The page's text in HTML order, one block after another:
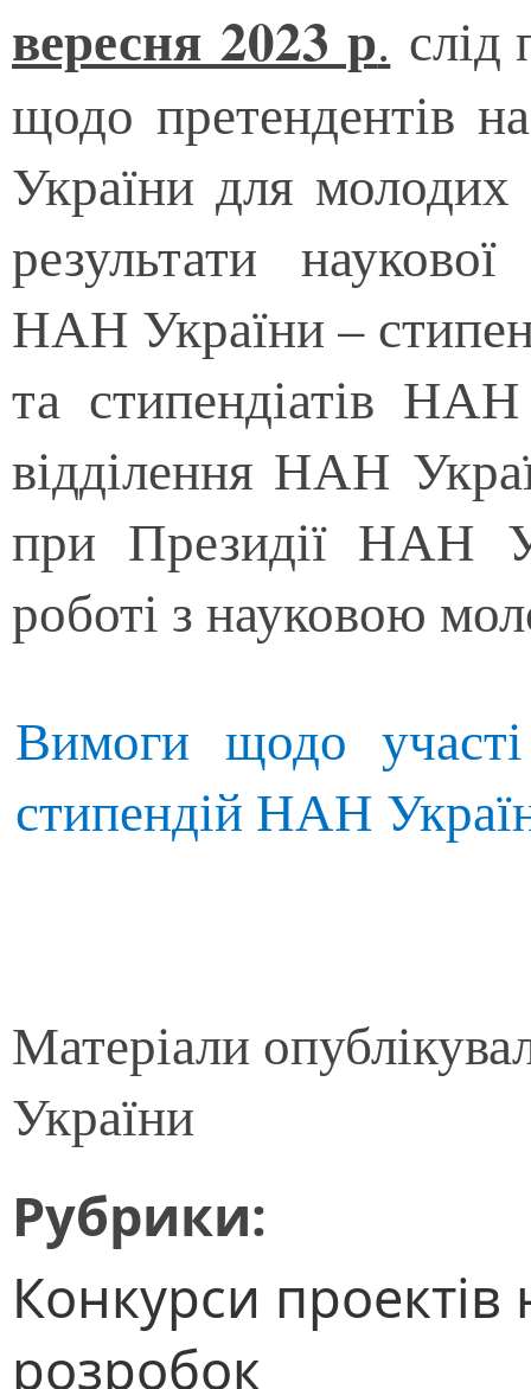
вересня 2023 р. слід
щодо претендентів
України для
результати
НАН України –
та стипендіатів
відділення НАН
при Президії НАН
роботі з науковою
Вимоги щодо
стипендій НАН
Матеріали
України
Рубрики:
Конкурси проектів
розробок